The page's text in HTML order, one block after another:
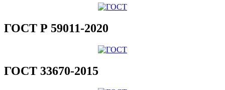
ГОСТ Р 59011-2020
ГОСТ 33670-2015